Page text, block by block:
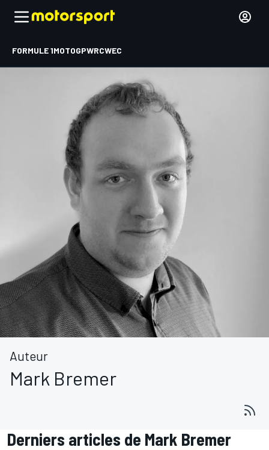
FORMULE 1MOTOGPWRCWEC
Auteur
Mark Bremer
Derniers articles de Mark Bremer